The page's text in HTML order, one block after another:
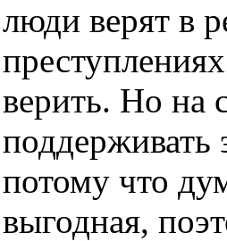
люди верят в
верить. Но на
поддерживать
потому что
выгодная,